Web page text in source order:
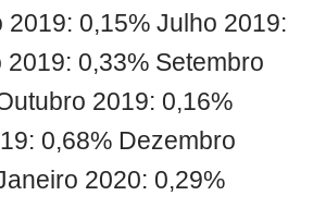
2019: 0,15% Julho 2019:
2019: 0,33% Setembro
2019: 0,16%
0,68% Dezembro
2020: 0,29%